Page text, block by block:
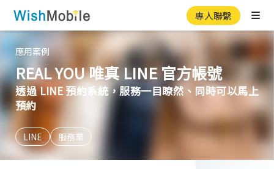
專人聯繫
應用案例
REAL YOU 唯真 LINE 官方帳號
透過 LINE 預約系統，服務一目瞭然、同時可以馬上
預約
LINE 服務業